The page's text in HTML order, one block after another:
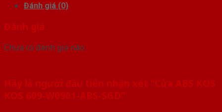
Đánh giá (0)
Đánh giá
Chưa có đánh giá nào.
Hãy là người đầu tiên nhận xét “Cửa ABS KOS
KOS 609-W0901-ABS-SGD”